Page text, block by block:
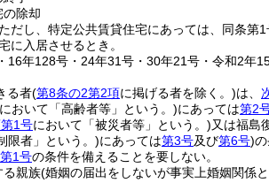
除却
ただし、特定公共賃貸住宅にあっては、同条第
に入居させるとき。
16年128号・24年31号・30年21号・令和2年
る者(第8条の2第2項に掲げる者を除く。)は、
において「高齢者等」という。)にあっては第2
1号において「被災者等」という。)又は福島
限者」という。)にあっては第3号及び第6号)
第1号の条件を備えることを要しない。
る親族(婚姻の届出をしないが事実上婚姻関係